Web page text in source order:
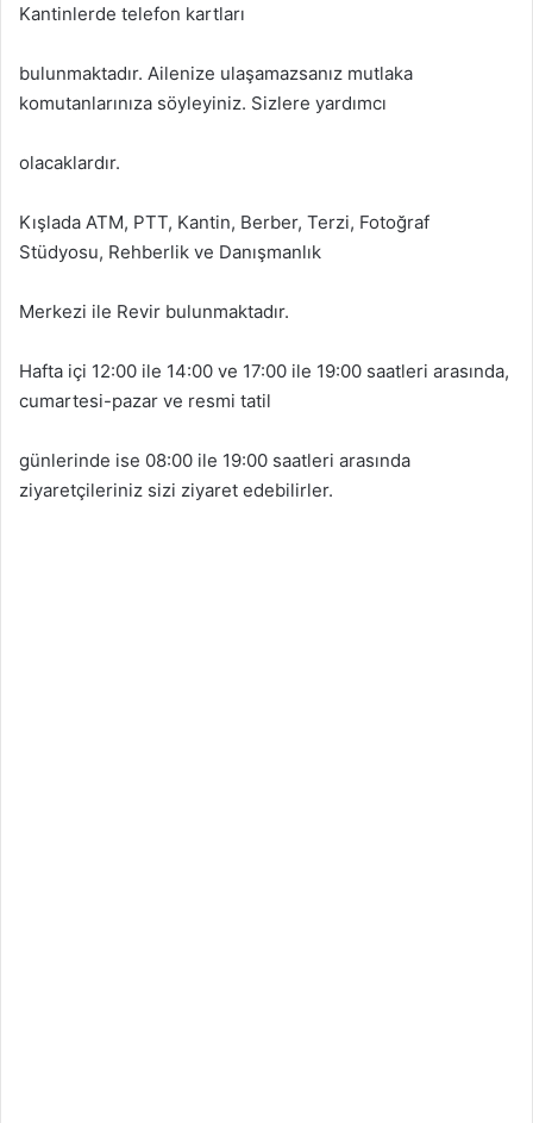
Kantinlerde telefon kartları
bulunmaktadır. Ailenize ulaşamazsanız mutlaka
komutanlarınıza söyleyiniz. Sizlere yardımcı
olacaklardır.
Kışlada ATM, PTT, Kantin, Berber, Terzi, Fotoğraf
Stüdyosu, Rehberlik ve Danışmanlık
Merkezi ile Revir bulunmaktadır.
Hafta içi 12:00 ile 14:00 ve 17:00 ile 19:00 saatleri arasında,
cumartesi-pazar ve resmi tatil
günlerinde ise 08:00 ile 19:00 saatleri arasında
ziyaretçileriniz sizi ziyaret edebilirler.